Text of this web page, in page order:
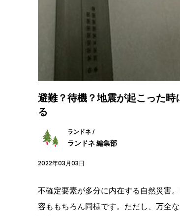
避難？待機？地震が起こった
る
ランドネ /
ランドネ 編集部
2022年03月03日
不確定要素が多分に内在する自然災害
容ももちろん同様です。ただし、万全